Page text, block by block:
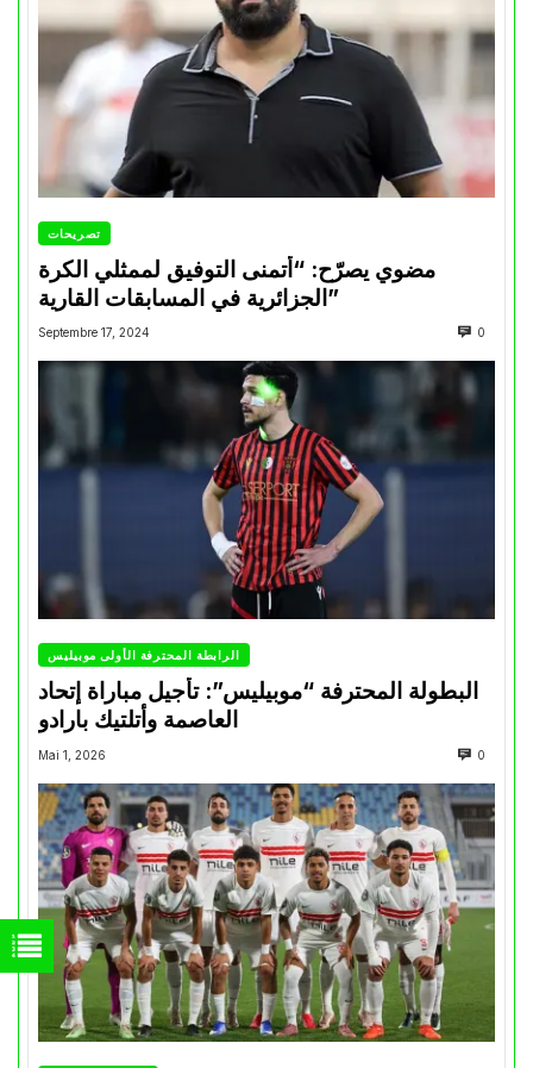
تصريحات
مضوي يصرّح: “أتمنى التوفيق لممثلي الكرة
الجزائرية في المسابقات القارية”
Septembre 17, 2024 0
الرابطة المحترفة الأولى موبيليس
البطولة المحترفة “موبيليس”: تأجيل مباراة إتحاد
العاصمة وأتلتيك بارادو
Mai 1, 2026 0